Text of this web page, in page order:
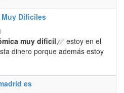
Dificiles
muy dificil,✅ estoy en el
dinero porque además estoy
es